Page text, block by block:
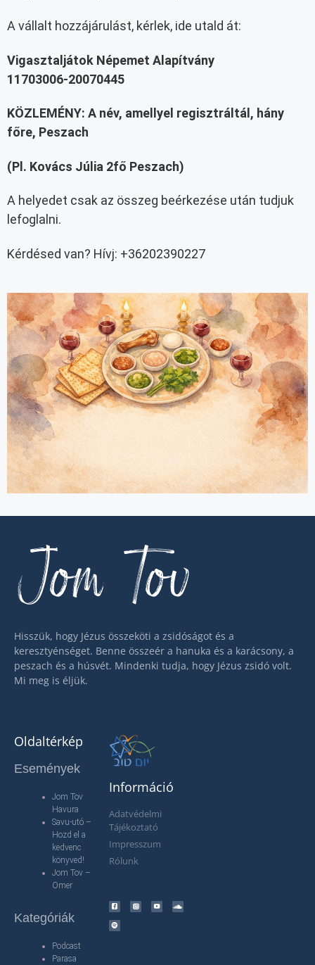
A vállalt hozzájárulást, kérlek, ide utald át:
Vigasztaljátok Népemet Alapítvány
11703006-20070445
KÖZLEMÉNY: A név, amellyel regisztráltál, hány
főre, Peszach
(Pl. Kovács Júlia 2fő Peszach)
A helyedet csak az összeg beérkezése után tudjuk
lefoglalni.
Kérdésed van? Hívj: +36202390227
Jom Tov
Hisszük, hogy Jézus összeköti a zsidóságot és a
keresztyénséget. Benne összeér a hanuka és a karácsony, a
peszach és a húsvét. Mindenki tudja, hogy Jézus zsidó volt.
Mi meg is éljük.
Oldaltérkép
Események
Jom Tov
Havura
Savu-utó –
Hozd el a
kedvenc
könyved!
Jom Tov –
Omer
Kategóriák
Podcast
Parasa
Információ
Adatvédelmi
Tájékoztató
Impresszum
Rólunk